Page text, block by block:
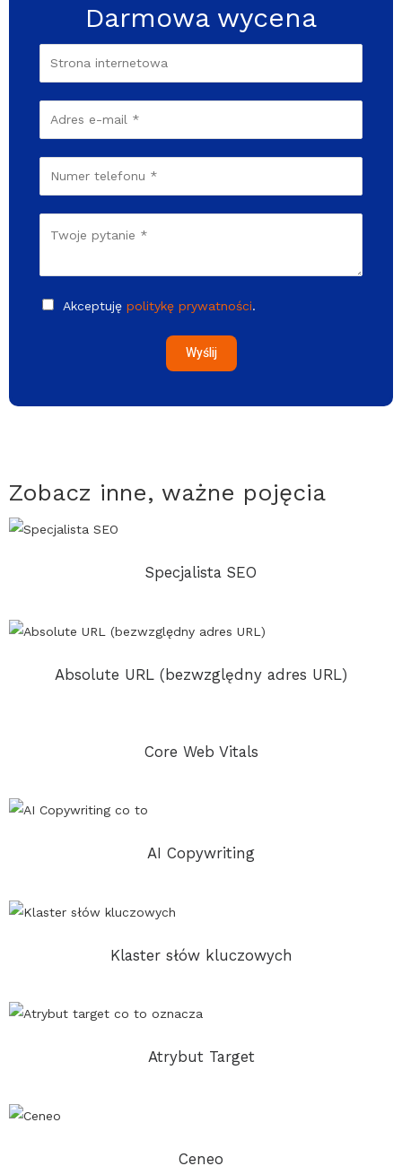
Darmowa wycena
Akceptuję politykę prywatności.
Wyślij
Zobacz inne, ważne pojęcia
Specjalista SEO
Absolute URL (bezwzględny adres URL)
Core Web Vitals
AI Copywriting
Klaster słów kluczowych
Atrybut Target
Ceneo